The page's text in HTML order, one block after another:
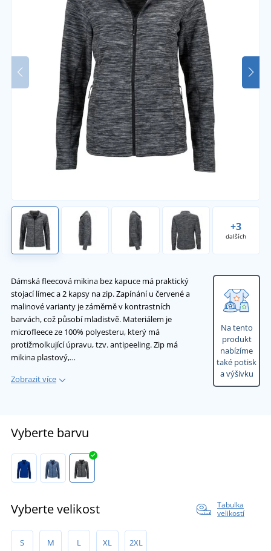
+3
dalších
Dámská fleecová mikina bez kapuce má praktický
stojací límec a 2 kapsy na zip. Zapínání u červené a
malinové varianty je záměrně v kontrastních
barvách, což působí mladistvě. Materiálem je
microfleece ze 100% polyesteru, který má
protižmolkující úpravu, tzv. antipeeling. Zip má
mikina plastový,…
Zobrazit více
Na tento
produkt
nabízíme
také potisk
a výšivku
Vyberte barvu
Vyberte velikost
Tabulka
velikostí
S M L XL 2XL